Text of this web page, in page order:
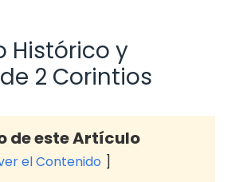
Histórico y
2 Corintios
de este Artículo
el Contenido